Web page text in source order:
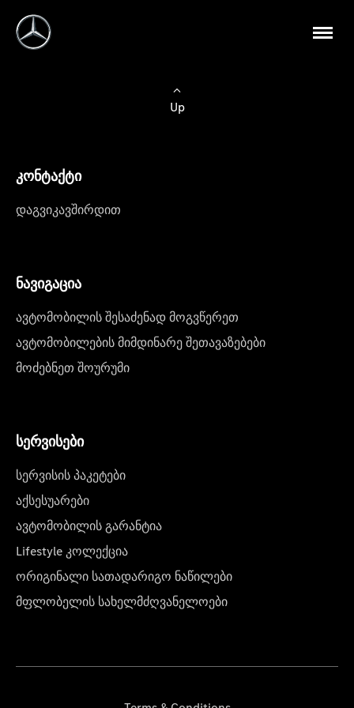
Up
კონტაქტი
დაგვიკავშირდით
ნავიგაცია
ავტომობილის შესაძენად მოგვწერეთ
ავტომობილების მიმდინარე შეთავაზებები
მოძებნეთ შოურუმი
სერვისები
სერვისის პაკეტები
აქსესუარები
ავტომობილის გარანტია
Lifestyle კოლექცია
ორიგინალი სათადარიგო ნაწილები
მფლობელის სახელმძღვანელოები